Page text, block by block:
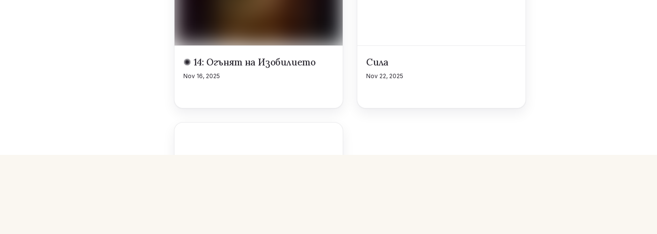
✺ 14: Огънят на Изобилието
Nov 16, 2025
Сила
Nov 22, 2025